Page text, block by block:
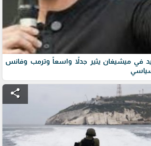
في ميشيغان يثير جدلاً واسعاً وترمب وفانس
share